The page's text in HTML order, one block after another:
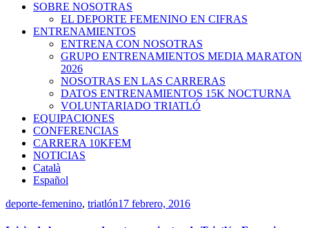
SOBRE NOSOTRAS
EL DEPORTE FEMENINO EN CIFRAS
ENTRENAMIENTOS
ENTRENA CON NOSOTRAS
GRUPO ENTRENAMIENTOS MEDIA MARATON
2026
NOSOTRAS EN LAS CARRERAS
DATOS ENTRENAMIENTOS 15K NOCTURNA
VOLUNTARIADO TRIATLÓ
EQUIPACIONES
CONFERENCIAS
CARRERA 10KFEM
NOTICIAS
Català
Español
deporte-femenino, triatlón17 febrero, 2016